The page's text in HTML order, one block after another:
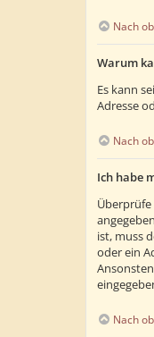
Nach
Warum
Es kann
Adresse
Nach
Ich habe
ist, muss
oder ein
Nach